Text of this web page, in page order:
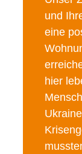
und
eine
hier